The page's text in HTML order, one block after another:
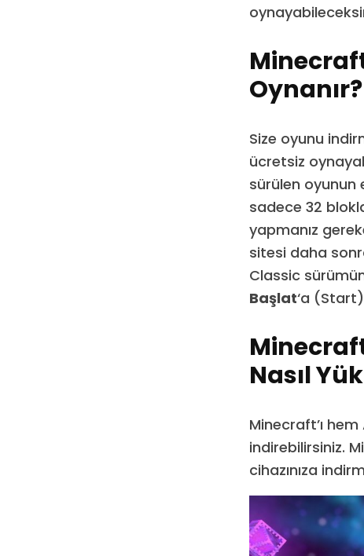
Oynanır?
Size oyunu
ücretsiz
sürülen oyunun
sadece 32
yapmanız
sitesi daha
Classic
Başlat‘a
Nasıl
Minecraft’ı
indirebilirsiniz.
cihazınıza